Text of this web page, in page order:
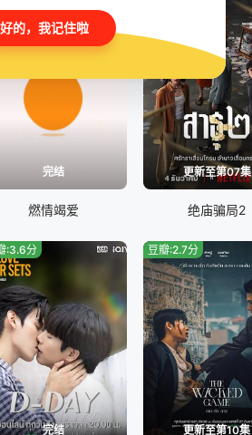
完结
燃情竭爱
更新至第07集
绝庙骗局2
完结
:3.6分
更新至第10集
豆瓣:2.7分
好的，我记住啦